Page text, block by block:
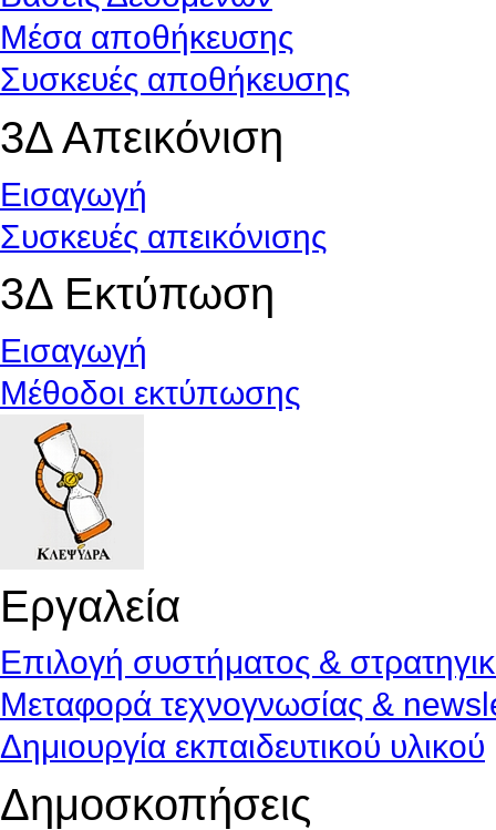
Μέσα αποθήκευσης
Συσκευές αποθήκευσης
3Δ Απεικόνιση
Εισαγωγή
Συσκευές απεικόνισης
3Δ Εκτύπωση
Εισαγωγή
Μέθοδοι εκτύπωσης
Εργαλεία
Επιλογή συστήματος &
Μεταφορά τεχνογνωσίας &
Δημιουργία εκπαιδευτικού υλικού
Δημοσκοπήσεις